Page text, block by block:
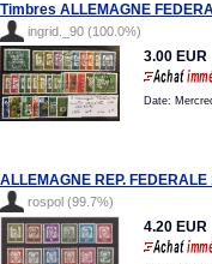
Timbres ALLEMAGNE
ingrid._90 (100.0%)
3.00 EUR
Date:
ALLEMAGNE REP.
rospol (99.7%)
4.20 EUR